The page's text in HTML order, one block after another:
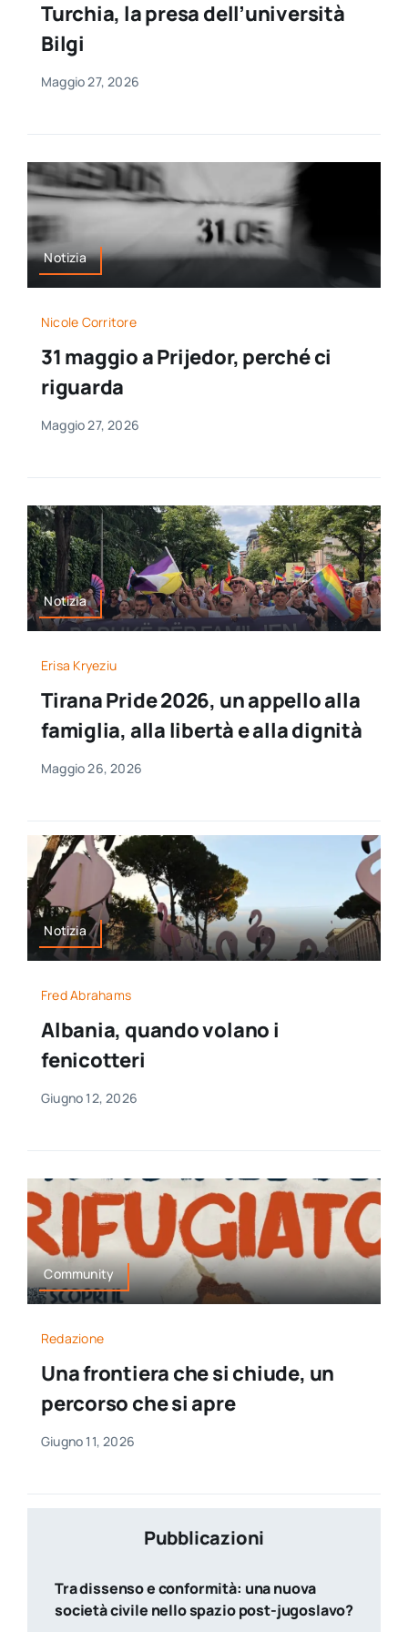
per:
Newsletter
Turchia, la presa dell’università
Bilgi
Maggio 27, 2026
Notizia
Nicole Corritore
31 maggio a Prijedor, perché ci
riguarda
Maggio 27, 2026
Notizia
Erisa Kryeziu
Tirana Pride 2026, un appello alla
famiglia, alla libertà e alla dignità
Maggio 26, 2026
Notizia
Fred Abrahams
Albania, quando volano i
fenicotteri
Giugno 12, 2026
Community
Redazione
Una frontiera che si chiude, un
percorso che si apre
Giugno 11, 2026
Pubblicazioni
Tra dissenso e conformità: una nuova
società civile nello spazio post-jugoslavo?